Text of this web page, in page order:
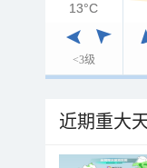
<3级
13°C
13°C
近期重大